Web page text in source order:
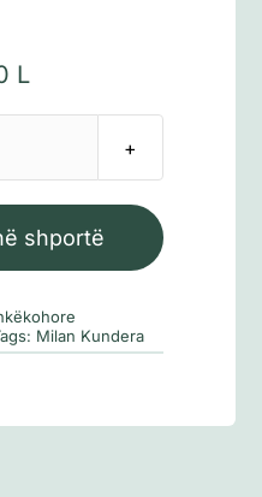
L
shportë
Milan Kundera